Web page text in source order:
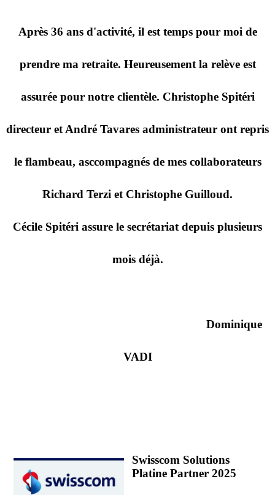
Après 36 ans d'activité, il est temps pour moi de
prendre ma retraite. Heureusement la relève est
assurée pour notre clientèle. Christophe Spitéri
directeur et André Tavares administrateur ont repris
le flambeau, asccompagnés de mes collaborateurs
Richard Terzi et Christophe Guilloud.
Cécile Spitéri assure le secrétariat depuis plusieurs
mois déjà.
Dominique
VADI
Swisscom Solutions
Platine Partner 2025